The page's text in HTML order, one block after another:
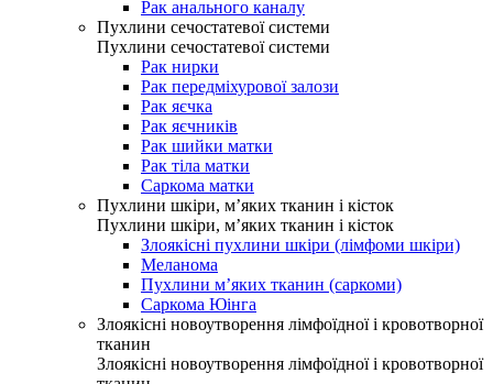
Рак анального каналу
Пухлини сечостатевої системи
Пухлини сечостатевої системи
Рак нирки
Рак передміхурової залози
Рак яєчка
Рак яєчників
Рак шийки матки
Рак тіла матки
Саркома матки
Пухлини шкіри, м’яких тканин і кісток
Пухлини шкіри, м’яких тканин і кісток
Злоякісні пухлини шкіри (лімфоми шкіри)
Меланома
Пухлини м’яких тканин (саркоми)
Саркома Юінга
Злоякісні новоутворення лімфоїдної і кровотворної
тканин
Злоякісні новоутворення лімфоїдної і кровотворної